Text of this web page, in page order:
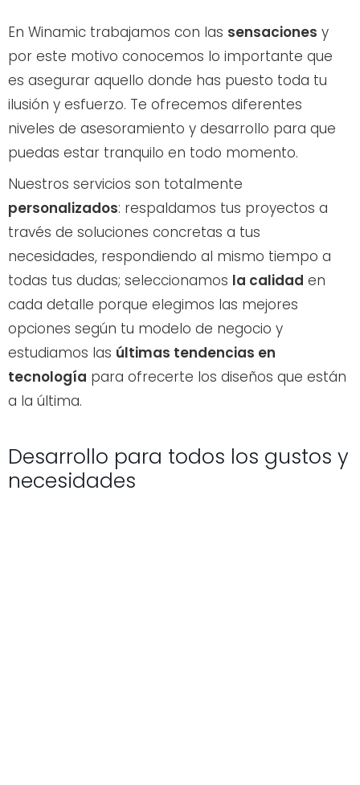
En Winamic trabajamos con las sensaciones y
por este motivo conocemos lo importante que
es asegurar aquello donde has puesto toda tu
ilusión y esfuerzo. Te ofrecemos diferentes
niveles de asesoramiento y desarrollo para que
puedas estar tranquilo en todo momento.
Nuestros servicios son totalmente
personalizados: respaldamos tus proyectos a
través de soluciones concretas a tus
necesidades, respondiendo al mismo tiempo a
todas tus dudas; seleccionamos la calidad en
cada detalle porque elegimos las mejores
opciones según tu modelo de negocio y
estudiamos las últimas tendencias en
tecnología para ofrecerte los diseños que están
a la última.
Desarrollo para todos los gustos y
necesidades